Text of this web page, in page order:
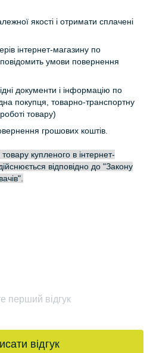
якості і отримати сплачені
інтернет-магазину по
умови повернення
документи і інформацію по
покупця, товарно-транспортну
товару)
грошових коштів.
купленого в інтернет-
відповідно до "Закону
перший відгук
відгук